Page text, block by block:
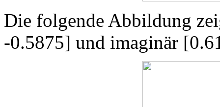
Die folgende Abbildung
-0.5875] und imaginär